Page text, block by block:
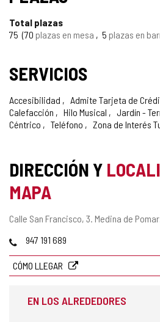
Total plazas
75 70 plazas en mesa 5 plazas en
SERVICIOS
Accesibilidad Admite Tarjeta de
Calefacción
Hilo Musical Jardín -
Céntrico
Teléfono Zona de Interés
DIRECCIÓN Y
MAPA
Dirección
Calle San Francisco, 3. Medina de Pomar.
Teléfonos
947 191 689
CÓMO LLEGAR
EN LOS ALREDEDORES